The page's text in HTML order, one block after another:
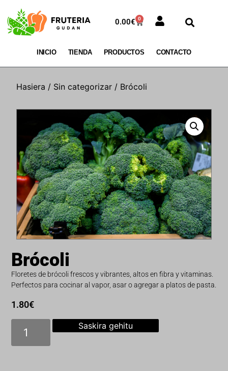
INICIO TIENDA PRODUCTOS CONTACTO
0.00€ 0
Hasiera / Sin categorizar / Brócoli
Brócoli
Floretes de brócoli frescos y vibrantes, altos en fibra y vitaminas.
Perfectos para cocinar al vapor, asar o agregar a platos de pasta.
1.80€
Saskira gehitu